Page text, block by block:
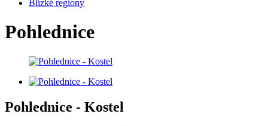
Blízké regiony
Pohlednice
Pohlednice - Kostel